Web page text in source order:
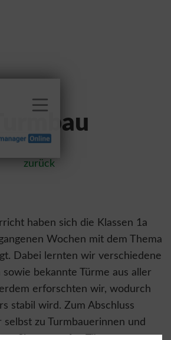
Turmbau
zurück
haben sich die Klassen 1a
Wochen mit dem Thema
Dabei lernten wir verschiedene
bekannte Türme aus aller
erforschten wir, wodurch
stabil wird. Zum Abschluss
zu Turmbauerinnen und